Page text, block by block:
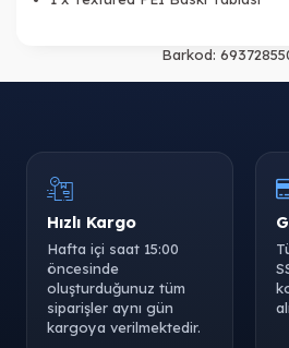
Barkod:
Hızlı Kargo
Hafta içi saat 15:00
öncesinde
oluşturduğunuz tüm
siparişler aynı gün
kargoya verilmektedir.